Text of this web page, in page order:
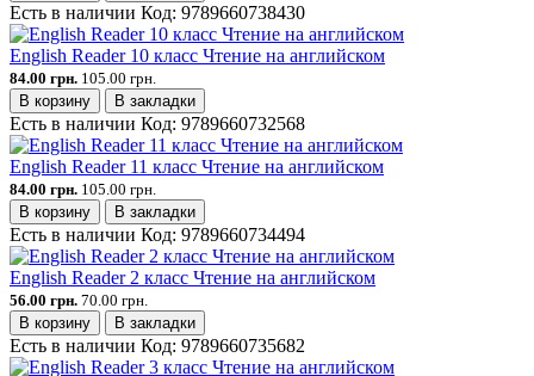
Есть в наличии Код: 9789660738430
English Reader 10 класс Чтение на английском
84.00 грн. 105.00 грн.
В корзину
В закладки
Есть в наличии Код: 9789660732568
English Reader 11 класс Чтение на английском
84.00 грн. 105.00 грн.
В корзину
В закладки
Есть в наличии Код: 9789660734494
English Reader 2 класс Чтение на английском
56.00 грн. 70.00 грн.
В корзину
В закладки
Есть в наличии Код: 9789660735682